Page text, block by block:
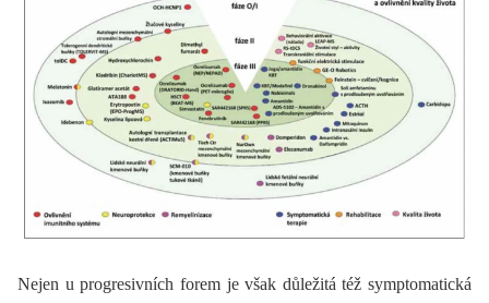
Nejen u progresivních forem je však důležitá též symptomatická